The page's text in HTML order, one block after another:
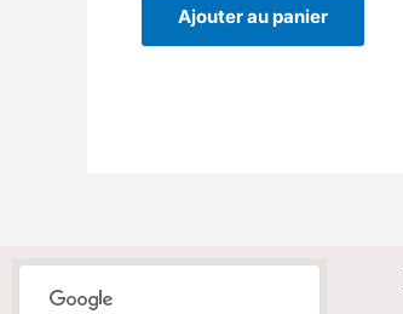
Ajouter au panier